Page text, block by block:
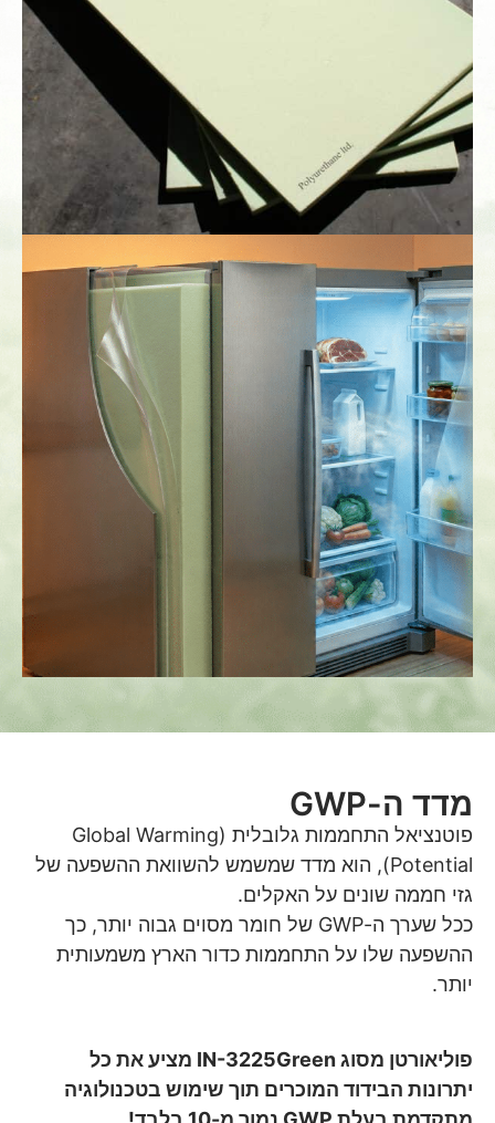
מדד ה-GWP
פוטנציאל התחממות גלובלית (Global Warming
Potential), הוא מדד שמשמש להשוואת ההשפעה של
גזי חממה שונים על האקלים.
ככל שערך ה-GWP של חומר מסוים גבוה יותר, כך
ההשפעה שלו על התחממות כדור הארץ משמעותית
יותר.
פוליאורטן מסוג IN-3225Green מציע את כל
יתרונות הבידוד המוכרים תוך שימוש בטכנולוגיה